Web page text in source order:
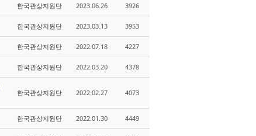
한국관상지원단 2023.06.26 3926
한국관상지원단 2023.03.13 3953
한국관상지원단 2022.07.18 4227
한국관상지원단 2022.03.20 4378
한국관상지원단 2022.02.27 4073
한국관상지원단 2022.01.30 4449